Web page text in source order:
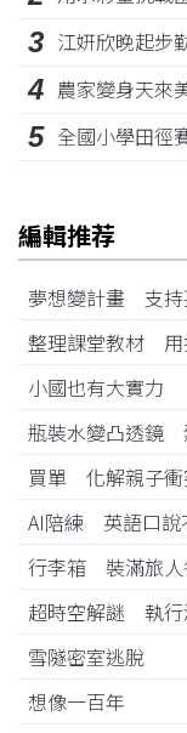
3 江姸欣晚起步
4 農家變身天
5 全國小學田徑
編輯推荐
夢想變計畫 支
整理課堂教材
小國也有大實力
瓶裝水變凸透鏡
買單 化解親子
AI陪練 英語口說
行李箱 裝滿旅
超時空解謎 執
雪隧密室逃脫
想像一百年